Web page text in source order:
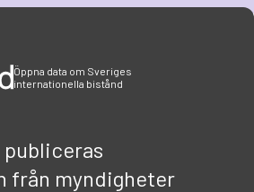
Öppna data om Sveriges
internationella bistånd
publiceras
från myndigheter